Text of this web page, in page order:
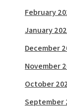
February
January
December
November
October
September